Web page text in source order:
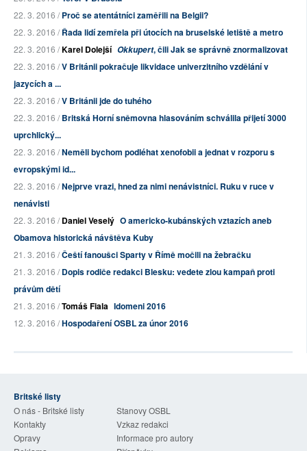
22. 3. 2016 /Proč se atentátníci zaměřili na Belgii?
22. 3. 2016 /Řada lidí zemřela při útocích na bruselské letiště a metro
22. 3. 2016 /Karel Dolejší Okkupert, čili Jak se správně znormalizovat
22. 3. 2016 /V Británii pokračuje likvidace univerzitního vzdělání v
jazycích a ...
22. 3. 2016 /V Británii jde do tuhého
22. 3. 2016 /Britská Horní sněmovna hlasováním schválila přijetí 3000
uprchlický...
22. 3. 2016 /Neměli bychom podléhat xenofobii a jednat v rozporu s
evropskými id...
22. 3. 2016 /Nejprve vrazi, hned za nimi nenávistníci. Ruku v ruce v
nenávisti
22. 3. 2016 /Daniel Veselý O americko-kubánských vztazích aneb
Obamova historická návštěva Kuby
21. 3. 2016 /Čeští fanoušci Sparty v Římě močili na žebračku
21. 3. 2016 /Dopis rodiče redakci Blesku: vedete zlou kampaň proti
právům dětí
21. 3. 2016 /Tomáš Fiala Idomeni 2016
12. 3. 2016 /Hospodaření OSBL za únor 2016
Britské listy
O nás - Britské listy
Stanovy OSBL
Kontakty
Vzkaz redakci
Opravy
Informace pro autory